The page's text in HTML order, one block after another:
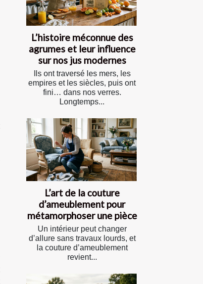
L’histoire méconnue des
agrumes et leur influence
sur nos jus modernes
Ils ont traversé les mers, les
empires et les siècles, puis ont
fini… dans nos verres.
Longtemps...
L’art de la couture
d’ameublement pour
métamorphoser une pièce
Un intérieur peut changer
d’allure sans travaux lourds, et
la couture d’ameublement
revient...